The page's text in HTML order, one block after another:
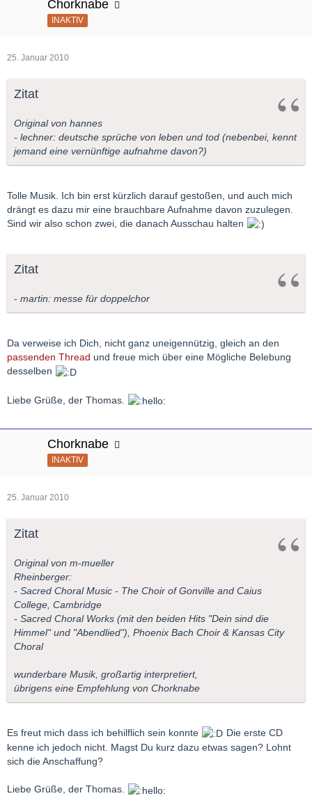
Chorknabe
INAKTIV
25. Januar 2010
Zitat
Original von hannes
- lechner: deutsche sprüche von leben und tod (nebenbei, kennt
jemand eine vernünftige aufnahme davon?)
Tolle Musik. Ich bin erst kürzlich darauf gestoßen, und auch mich
drängt es dazu mir eine brauchbare Aufnahme davon zuzulegen.
Sind wir also schon zwei, die danach Ausschau halten
Zitat
- martin: messe für doppelchor
Da verweise ich Dich, nicht ganz uneigennützig, gleich an den
passenden Thread und freue mich über eine Mögliche Belebung
desselben
Liebe Grüße, der Thomas.
Chorknabe
INAKTIV
25. Januar 2010
Zitat
Original von m-mueller
Rheinberger:
- Sacred Choral Music - The Choir of Gonville and Caius
College, Cambridge
- Sacred Choral Works (mit den beiden Hits "Dein sind die
Himmel" und "Abendlied"), Phoenix Bach Choir & Kansas City
Choral
wunderbare Musik, großartig interpretiert,
übrigens eine Empfehlung von Chorknabe
Es freut mich dass ich behilflich sein konnte
Die erste CD
kenne ich jedoch nicht. Magst Du kurz dazu etwas sagen? Lohnt
sich die Anschaffung?
Liebe Grüße, der Thomas.